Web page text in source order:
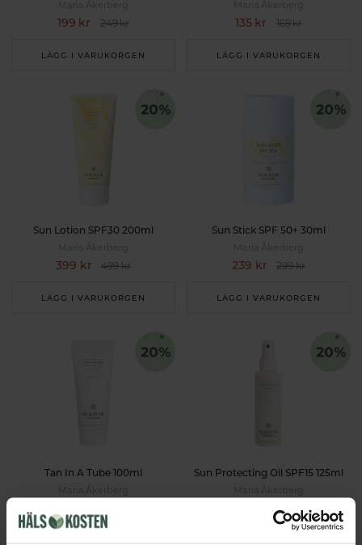
Maria Åkerberg
199 kr 249 kr
LÄGG I VARUKORGEN
Maria Åkerberg
135 kr 169 kr
LÄGG I VARUKORGEN
Sun Lotion SPF30 200ml
Maria Åkerberg
399 kr 499 kr
LÄGG I VARUKORGEN
Sun Stick SPF 50+ 30ml
Maria Åkerberg
239 kr 299 kr
LÄGG I VARUKORGEN
Tan In A Tube 100ml
Maria Åkerberg
Sun Protecting Oil SPF15 125ml
Maria Åkerberg
249 kr